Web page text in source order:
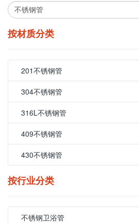
按材质分类
201不锈钢管
304不锈钢管
316L不锈钢管
409不锈钢管
430不锈钢管
按行业分类
不锈钢卫浴管